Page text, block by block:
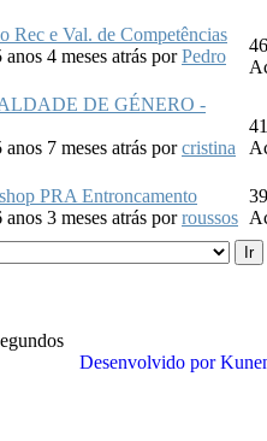
Rec e Val. de Competências
4 meses atrás porPedro
DE GÉNERO -
7 meses atrás porcristina
PRA Entroncamento
3 meses atrás porroussos
Desenvolvido por